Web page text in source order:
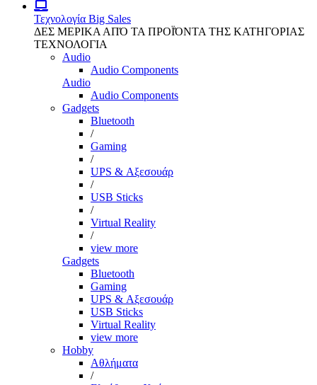
Τεχνολογία Big Sales
ΔΕΣ ΜΕΡΙΚΑ ΑΠΌ ΤΑ ΠΡΟΪΌΝΤΑ ΤΗΣ ΚΑΤΗΓΟΡΙΑΣ
ΤΕΧΝΟΛΟΓΙΑ
Audio
Audio Components
Audio
Audio Components
Gadgets
Bluetooth
/
Gaming
/
UPS & Αξεσουάρ
/
USB Sticks
/
Virtual Reality
/
view more
Gadgets
Bluetooth
Gaming
UPS & Αξεσουάρ
USB Sticks
Virtual Reality
view more
Hobby
Αθλήματα
/